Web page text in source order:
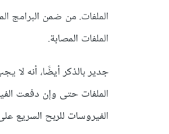
الملفات. من ضمن البرامج
الملفات المصابة.
جدير بالذكر أيضًا، أنه لا
الملفات حتى وإن دفعت
الفيروسات للربح السريع